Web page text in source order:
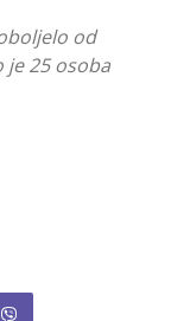
od
je 25 osoba